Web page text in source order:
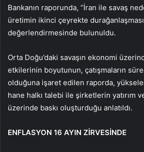
Bankanın raporunda, “İran ile savaş
üretimin ikinci çeyrekte
değerlendirmesinde bulunuldu.
Orta Doğu’daki savaşın ekonomi
etkilerinin boyutunun, çatışmaların
olduğuna işaret edilen raporda,
hane halkı talebi ile şirketlerin yatırım
üzerinde baskı oluşturduğu anlatıldı.
ENFLASYON 16 AYIN ZİRVESİNDE